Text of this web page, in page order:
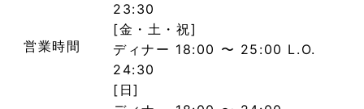
営業時間
23:30
[金・土・祝]
ディナー 18:00 〜 25:00 L.O.
24:30
[日]